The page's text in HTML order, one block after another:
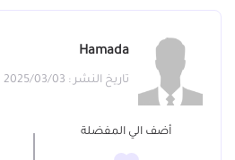
Hamada
تاريخ النشر : 2025/03/03
أضف الي المفضلة